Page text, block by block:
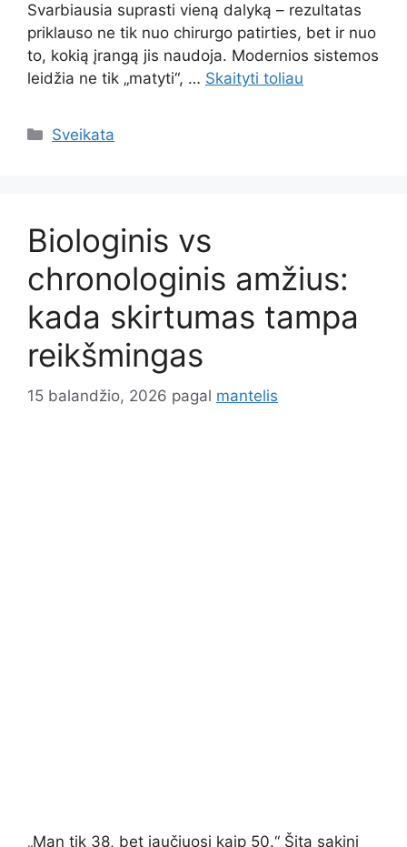
Svarbiausia suprasti vieną dalyką – rezultatas
priklauso ne tik nuo chirurgo patirties, bet ir nuo
to, kokią įrangą jis naudoja. Modernios sistemos
leidžia ne tik „matyti“, … Skaityti toliau
Kategorijos
Sveikata
Biologinis vs
chronologinis amžius:
kada skirtumas tampa
reikšmingas
15 balandžio, 2026 pagal mantelis
„Man tik 38, bet jaučiuosi kaip 50.“ Šitą sakinį